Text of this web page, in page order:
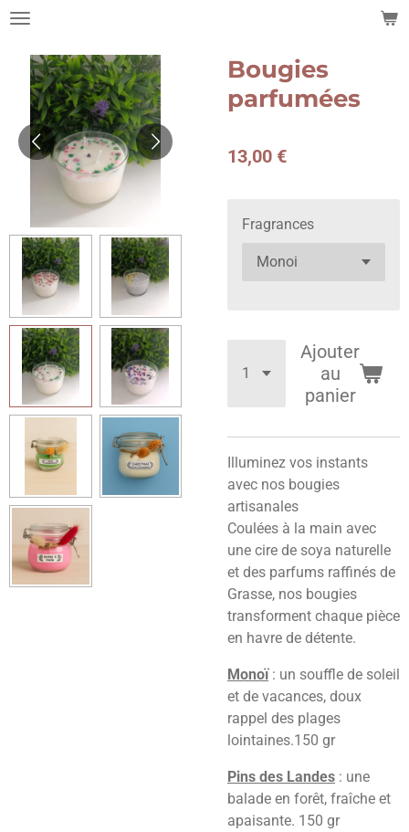
Passer
contenu
principal
Bougies
parfumées
13,00 €
Fragrances
Ajouter
au
panier
Illuminez vos instants
avec nos bougies
artisanales
Coulées à la main avec
une cire de soya naturelle
et des parfums raffinés de
Grasse, nos bougies
transforment chaque pièce
en havre de détente.
Monoï: un souffle de soleil
et de vacances, doux
rappel des plages
lointaines.150 gr
Pins des Landes : une
balade en forêt, fraîche et
apaisante. 150 gr